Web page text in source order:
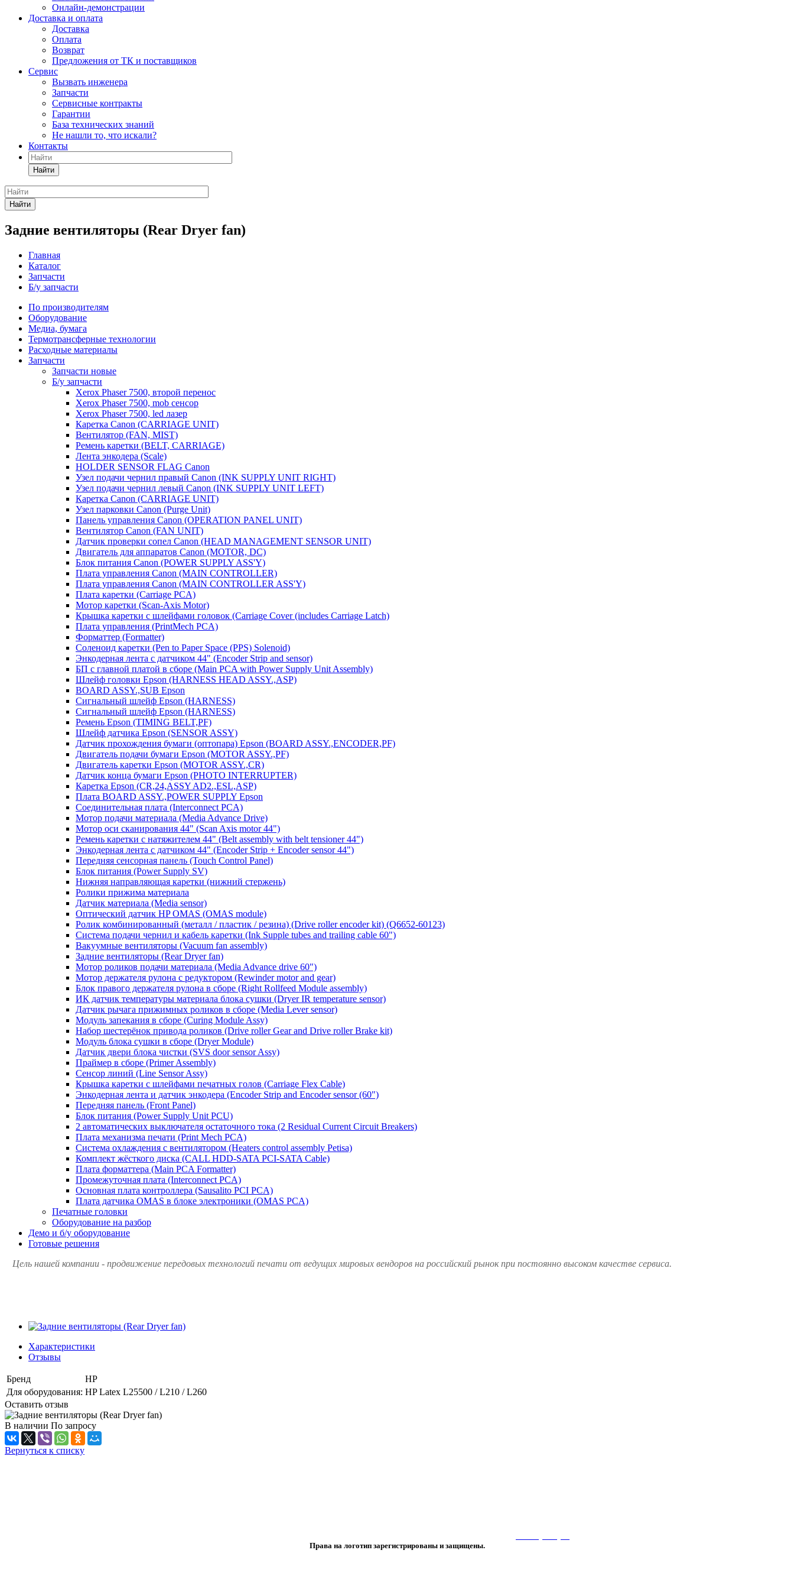
Онлайн-демонстрации
Доставка и оплата
Доставка
Оплата
Возврат
Предложения от ТК и поставщиков
Сервис
Вызвать инженера
Запчасти
Сервисные контракты
Гарантии
База технических знаний
Не нашли то, что искали?
Контакты
Найти
Найти
Задние вентиляторы (Rear Dryer fan)
Главная
Каталог
Запчасти
Б/у запчасти
По производителям
Оборудование
Медиа, бумага
Термотрансферные технологии
Расходные материалы
Запчасти
Запчасти новые
Б/у запчасти
Xerox Phaser 7500, второй перенос
Xerox Phaser 7500, mob сенсор
Xerox Phaser 7500, led лазер
Каретка Canon (CARRIAGE UNIT)
Вентилятор (FAN, MIST)
Ремень каретки (BELT, CARRIAGE)
Лента энкодера (Scale)
HOLDER SENSOR FLAG Canon
Узел подачи чернил правый Canon (INK SUPPLY UNIT RIGHT)
Узел подачи чернил левый Canon (INK SUPPLY UNIT LEFT)
Каретка Canon (CARRIAGE UNIT)
Узел парковки Canon (Purge Unit)
Панель управления Canon (OPERATION PANEL UNIT)
Вентилятор Canon (FAN UNIT)
Датчик проверки сопел Canon (HEAD MANAGEMENT SENSOR UNIT)
Двигатель для аппаратов Canon (MOTOR, DC)
Блок питания Canon (POWER SUPPLY ASS'Y)
Плата управления Canon (MAIN CONTROLLER)
Плата управления Canon (MAIN CONTROLLER ASS'Y)
Плата каретки (Carriage PCA)
Мотор каретки (Scan-Axis Motor)
Крышка каретки с шлейфами головок (Carriage Cover (includes Carriage Latch)
Плата управления (PrintMech PCA)
Форматтер (Formatter)
Соленоид каретки (Pen to Paper Space (PPS) Solenoid)
Энкодерная лента с датчиком 44" (Encoder Strip and sensor)
БП с главной платой в сборе (Main PCA with Power Supply Unit Assembly)
Шлейф головки Epson (HARNESS HEAD ASSY.,ASP)
BOARD ASSY.,SUB Epson
Сигнальный шлейф Epson (HARNESS)
Сигнальный шлейф Epson (HARNESS)
Ремень Epson (TIMING BELT,PF)
Шлейф датчика Epson (SENSOR ASSY)
Датчик прохождения бумаги (оптопара) Epson (BOARD ASSY.,ENCODER,PF)
Двигатель подачи бумаги Epson (MOTOR ASSY.,PF)
Двигатель каретки Epson (MOTOR ASSY.,CR)
Датчик конца бумаги Epson (PHOTO INTERRUPTER)
Каретка Epson (CR,24,ASSY AD2.,ESL,ASP)
Плата BOARD ASSY.,POWER SUPPLY Epson
Соединительная плата (Interconnect PCA)
Мотор подачи материала (Media Advance Drive)
Мотор оси сканирования 44" (Scan Axis motor 44")
Ремень каретки с натяжителем 44" (Belt assembly with belt tensioner 44")
Энкодерная лента с датчиком 44" (Encoder Strip + Encoder sensor 44")
Передняя сенсорная панель (Touch Control Panel)
Блок питания (Power Supply SV)
Нижняя направляющая каретки (нижний стержень)
Ролики прижима материала
Датчик материала (Media sensor)
Оптический датчик HP OMAS (OMAS module)
Ролик комбинированный (металл / пластик / резина) (Drive roller encoder kit) (Q6652-60123)
Система подачи чернил и кабель каретки (Ink Supple tubes and trailing cable 60")
Вакуумные вентиляторы (Vacuum fan assembly)
Задние вентиляторы (Rear Dryer fan)
Мотор роликов подачи материала (Media Advance drive 60")
Мотор держателя рулона с редуктором (Rewinder motor and gear)
Блок правого держателя рулона в сборе (Right Rollfeed Module assembly)
ИК датчик температуры материала блока сушки (Dryer IR temperature sensor)
Датчик рычага прижимных роликов в сборе (Media Lever sensor)
Модуль запекания в сборе (Curing Module Assy)
Набор шестерёнок привода роликов (Drive roller Gear and Drive roller Brake kit)
Модуль блока сушки в сборе (Dryer Module)
Датчик двери блока чистки (SVS door sensor Assy)
Праймер в сборе (Primer Assembly)
Сенсор линий (Line Sensor Assy)
Крышка каретки с шлейфами печатных голов (Carriage Flex Cable)
Энкодерная лента и датчик энкодера (Encoder Strip and Encoder sensor (60")
Передняя панель (Front Panel)
Блок питания (Power Supply Unit PCU)
2 автоматических выключателя остаточного тока (2 Residual Current Circuit Breakers)
Плата механизма печати (Print Mech PCA)
Система охлаждения с вентилятором (Heaters control assembly Petisa)
Комплект жёсткого диска (CALL HDD-SATA PCI-SATA Cable)
Плата форматтера (Main PCA Formatter)
Промежуточная плата (Interconnect PCA)
Основная плата контроллера (Sausalito PCI PCA)
Плата датчика OMAS в блоке электроники (OMAS PCA)
Печатные головки
Оборудование на разбор
Демо и б/у оборудование
Готовые решения
Цель нашей компании - продвижение передовых технологий печати от ведущих мировых вендоров на российский рынок при постоянно высоком качестве сервиса.
Характеристики
Отзывы
Бренд
HP
Для оборудования: HP Latex L25500 / L210 / L260
Оставить отзыв
В наличии По запросу
Вернуться к списку
Права на логотип зарегистрированы и защищены.